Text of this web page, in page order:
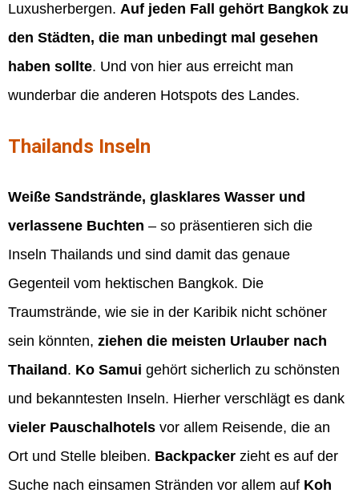
Luxusherbergen. Auf jeden Fall gehört Bangkok zu
den Städten, die man unbedingt mal gesehen
haben sollte. Und von hier aus erreicht man
wunderbar die anderen Hotspots des Landes.
Thailands Inseln
Weiße Sandstrände, glasklares Wasser und
verlassene Buchten – so präsentieren sich die
Inseln Thailands und sind damit das genaue
Gegenteil vom hektischen Bangkok. Die
Traumstrände, wie sie in der Karibik nicht schöner
sein könnten, ziehen die meisten Urlauber nach
Thailand . Ko Samui gehört sicherlich zu schönsten
und bekanntesten Inseln. Hierher verschlägt es dank
vieler Pauschalhotels vor allem Reisende, die an
Ort und Stelle bleiben. Backpacker zieht es auf der
Suche nach einsamen Stränden vor allem auf Koh